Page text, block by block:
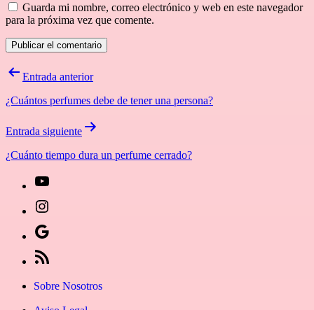
Guarda mi nombre, correo electrónico y web en este navegador
para la próxima vez que comente.
Navegación
entradas
Entrada anterior
¿Cuántos perfumes debe de tener una persona?
Entrada siguiente
¿Cuánto tiempo dura un perfume cerrado?
instagram»]
fa-
youtube»]
Google
icon
Sobre Nosotros